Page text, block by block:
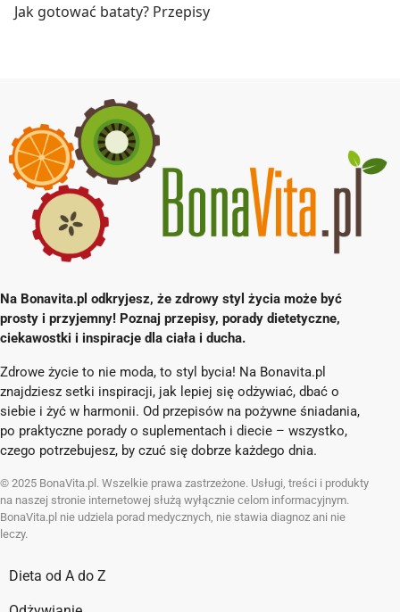
Jak gotować bataty? Przepisy
Na Bonavita.pl odkryjesz, że zdrowy styl życia może być
prosty i przyjemny! Poznaj przepisy, porady dietetyczne,
ciekawostki i inspiracje dla ciała i ducha.
Zdrowe życie to nie moda, to styl bycia! Na Bonavita.pl
znajdziesz setki inspiracji, jak lepiej się odżywiać, dbać o
siebie i żyć w harmonii. Od przepisów na pożywne śniadania,
po praktyczne porady o suplementach i diecie – wszystko,
czego potrzebujesz, by czuć się dobrze każdego dnia.
© 2025 BonaVita.pl. Wszelkie prawa zastrzeżone. Usługi, treści i produkty
na naszej stronie internetowej służą wyłącznie celom informacyjnym.
BonaVita.pl nie udziela porad medycznych, nie stawia diagnoz ani nie
leczy.
Dieta od A do Z